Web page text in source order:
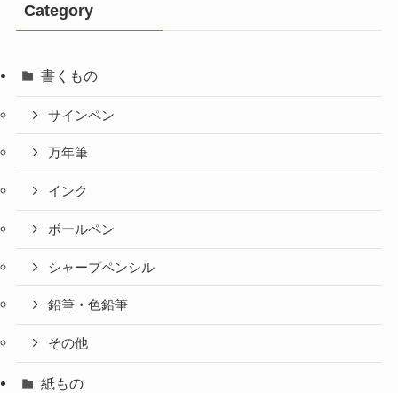
Category
書くもの
サインペン
万年筆
インク
ボールペン
シャープペンシル
鉛筆・色鉛筆
その他
紙もの